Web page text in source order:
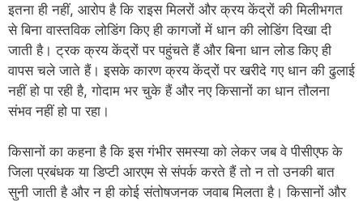
इतना ही नहीं, आरोप है कि राइस मिलरों और क्रय केंद्रों की मिलीभगत
से बिना वास्तविक लोडिंग किए ही कागजों में धान की लोडिंग दिखा दी
जाती है। ट्रक क्रय केंद्रों पर पहुंचते हैं और बिना धान लोड किए ही
वापस चले जाते हैं। इसके कारण क्रय केंद्रों पर खरीदे गए धान की ढुलाई
नहीं हो पा रही है, गोदाम भर चुके हैं और नए किसानों का धान तौलना
संभव नहीं हो पा रहा।
किसानों का कहना है कि इस गंभीर समस्या को लेकर जब वे पीसीएफ के
जिला प्रबंधक या डिप्टी आरएम से संपर्क करते हैं तो न तो उनकी बात
सुनी जाती है और न ही कोई संतोषजनक जवाब मिलता है। किसानों और